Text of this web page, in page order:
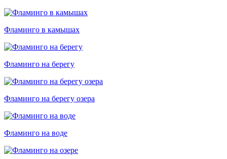
Фламинго в камышах
Фламинго на берегу
Фламинго на берегу озера
Фламинго на воде